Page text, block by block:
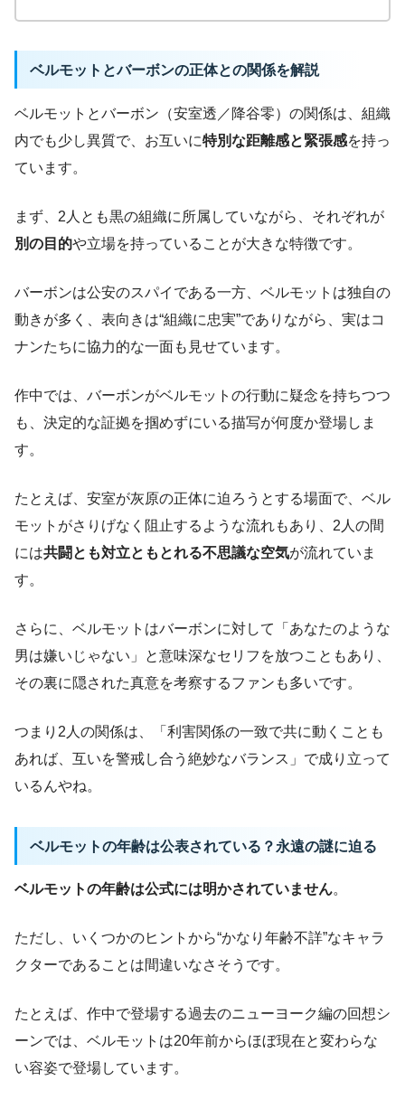
ベルモットとバーボンの正体との関係を解説
ベルモットとバーボン（安室透／降谷零）の関係は、組織
内でも少し異質で、お互いに特別な距離感と緊張感を持っ
ています。
まず、2人とも黒の組織に所属していながら、それぞれが
別の目的や立場を持っていることが大きな特徴です。
バーボンは公安のスパイである一方、ベルモットは独自の
動きが多く、表向きは“組織に忠実”でありながら、実はコ
ナンたちに協力的な一面も見せています。
作中では、バーボンがベルモットの行動に疑念を持ちつつ
も、決定的な証拠を掴めずにいる描写が何度か登場しま
す。
たとえば、安室が灰原の正体に迫ろうとする場面で、ベル
モットがさりげなく阻止するような流れもあり、2人の間
には共闘とも対立ともとれる不思議な空気が流れていま
す。
さらに、ベルモットはバーボンに対して「あなたのような
男は嫌いじゃない」と意味深なセリフを放つこともあり、
その裏に隠された真意を考察するファンも多いです。
つまり2人の関係は、「利害関係の一致で共に動くことも
あれば、互いを警戒し合う絶妙なバランス」で成り立って
いるんやね。
ベルモットの年齢は公表されている？永遠の謎に迫る
ベルモットの年齢は公式には明かされていません。
ただし、いくつかのヒントから“かなり年齢不詳”なキャラ
クターであることは間違いなさそうです。
たとえば、作中で登場する過去のニューヨーク編の回想シ
ーンでは、ベルモットは20年前からほぼ現在と変わらな
い容姿で登場しています。